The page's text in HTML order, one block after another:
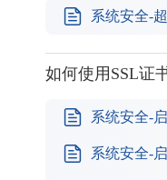
系统安全-
如何使用SSL证
系统安全-
系统安全-